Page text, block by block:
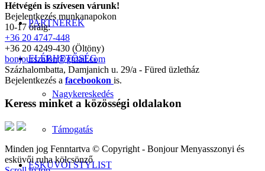
PARTNEREK
ELÉRHETŐSÉG
Nagykereskedés
Támogatás
ESKÜVŐI STYLIST
Hétvégén is szívesen várunk!
Bejelentkezés munkanapokon
10-17 óráig:
+36 20 4747-448
+36 20 4249-430 (Öltöny)
bonjourszalon@gmail.com
Százhalombatta, Damjanich u. 29/a - Füred üzletház
Bejelentkezés a facebookon is.
Keress minket a közösségi oldalakon
Minden jog Fenntartva © Copyright - Bonjour Menyasszonyi és
esküvői ruha kölcsönző